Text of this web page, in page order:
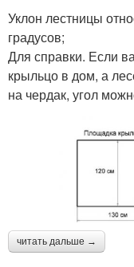
Уклон лестницы
градусов;
Для справки. Если
крыльцо в дом, а
на чердак, угол
читать дальше →